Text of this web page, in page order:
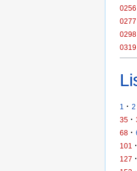
0256
0277
0298
0319
1 · 2
35 ·
68 ·
101
·
127 ·